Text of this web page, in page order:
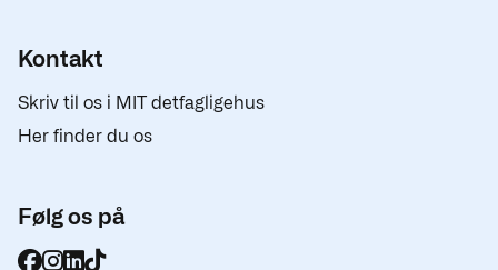
Kontakt
Skriv til os i MIT detfagligehus
Her finder du os
Følg os på